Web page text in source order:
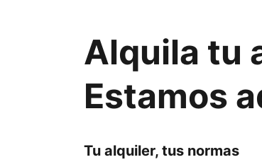
Alquila tu
Estamos
Tu alquiler, tus normas